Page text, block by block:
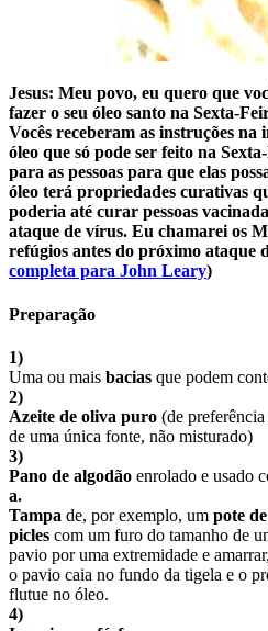
Jesus: Meu povo, eu quero que
fazer o seu óleo santo na Sexta-
Vocês receberam as instruções na
óleo que só pode ser feito na
para as pessoas para que elas
óleo terá propriedades curativas
poderia até curar pessoas
ataque de vírus. Eu chamarei os
refúgios antes do próximo ataque
completa para John Leary)
Preparação
1)
Uma ou mais bacias que podem
2)
Azeite de oliva puro (de
de uma única fonte, não misturado)
3)
Pano de algodão enrolado e usado
a.
Tampa de, por exemplo, um pote
picles com um furo do tamanho de
pavio por uma extremidade e
o pavio caia no fundo da tigela e o
flutue no óleo.
4)